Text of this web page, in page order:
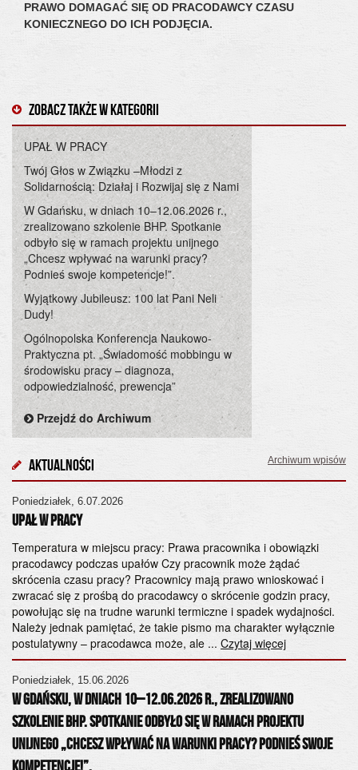
PRAWO DOMAGAĆ SIĘ OD PRACODAWCY CZASU
KONIECZNEGO DO ICH PODJĘCIA.
Zobacz także w kategorii
UPAŁ W PRACY
Twój Głos w Związku –Młodzi z
Solidarnością: Działaj i Rozwijaj się z Nami
W Gdańsku, w dniach 10–12.06.2026 r.,
zrealizowano szkolenie BHP. Spotkanie
odbyło się w ramach projektu unijnego
„Chcesz wpływać na warunki pracy?
Podnieś swoje kompetencje!”.
Wyjątkowy Jubileusz: 100 lat Pani Neli
Dudy!
Ogólnopolska Konferencja Naukowo-
Praktyczna pt. „Świadomość mobbingu w
środowisku pracy – diagnoza,
odpowiedzialność, prewencja”
Przejdź do Archiwum
Aktualności Archiwum wpisów
Poniedziałek, 6.07.2026
UPAŁ W PRACY
Temperatura w miejscu pracy: Prawa pracownika i obowiązki
pracodawcy podczas upałów Czy pracownik może żądać
skrócenia czasu pracy? Pracownicy mają prawo wnioskować i
zwracać się z prośbą do pracodawcy o skrócenie godzin pracy,
powołując się na trudne warunki termiczne i spadek wydajności.
Należy jednak pamiętać, że takie pismo ma charakter wyłącznie
postulatywny – pracodawca może, ale ... Czytaj więcej
Poniedziałek, 15.06.2026
W Gdańsku, w dniach 10–12.06.2026 r., zrealizowano
szkolenie BHP. Spotkanie odbyło się w ramach projektu
unijnego „Chcesz wpływać na warunki pracy? Podnieś swoje
kompetencje!”.